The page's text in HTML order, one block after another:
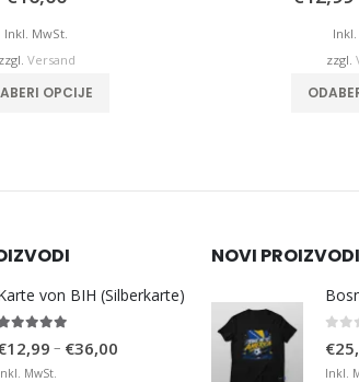
Inkl. MwSt.
zzgl. Versand
OPCIJE
Inkl.
zzgl.
von BIH (Silberkarte)
12,99 – €36,00
MwSt.
NOVI PROIZVODI
€
Inkl.